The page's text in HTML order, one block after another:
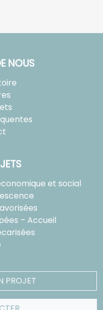
NOUS
et social
– Accueil
PROJET